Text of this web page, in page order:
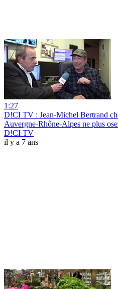
1:27
D!CI TV : Jean-Michel Bertrand
Auvergne-Rhône-Alpes ne plus
D!CI TV
il y a 7 ans